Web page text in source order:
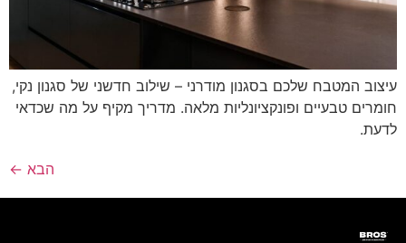
המטבח שלכם בסגנון מודרני – שילוב חדשני של סגנון נקי,
טבעיים ופונקציונליות מלאה. מדריך מקיף על מה שכדאי
הבא←